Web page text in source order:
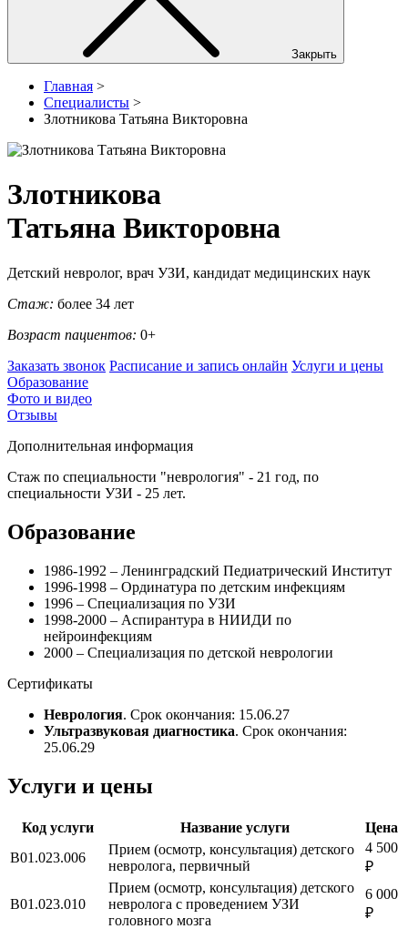
Закрыть
Главная >
Специалисты >
Злотникова Татьяна Викторовна
Злотникова
Татьяна Викторовна
Детский невролог, врач УЗИ, кандидат медицинских наук
Стаж: более 34 лет
Возраст пациентов: 0+
Заказать звонок Расписание и запись онлайн Услуги и цены
Образование
Фото и видео
Отзывы
Дополнительная информация
Стаж по специальности "неврология" - 21 год, по
специальности УЗИ - 25 лет.
Образование
1986-1992 – Ленинградский Педиатрический Институт
1996-1998 – Ординатура по детским инфекциям
1996 – Специализация по УЗИ
1998-2000 – Аспирантура в НИИДИ по
нейроинфекциям
2000 – Специализация по детской неврологии
Сертификаты
Неврология. Срок окончания: 15.06.27
Ультразвуковая диагностика. Срок окончания:
25.06.29
Услуги и цены
Код услуги Название услуги
Цена
B01.023.006
Прием (осмотр, консультация) детского
невролога, первичный
4 500
₽
B01.023.010
Прием (осмотр, консультация) детского
невролога с проведением УЗИ
головного мозга
6 000
₽